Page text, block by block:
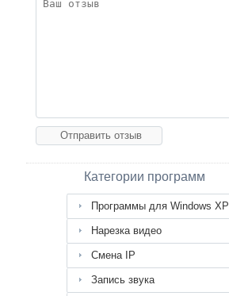
Категории программ
Программы для Windows XP
Нарезка видео
Смена IP
Запись звука